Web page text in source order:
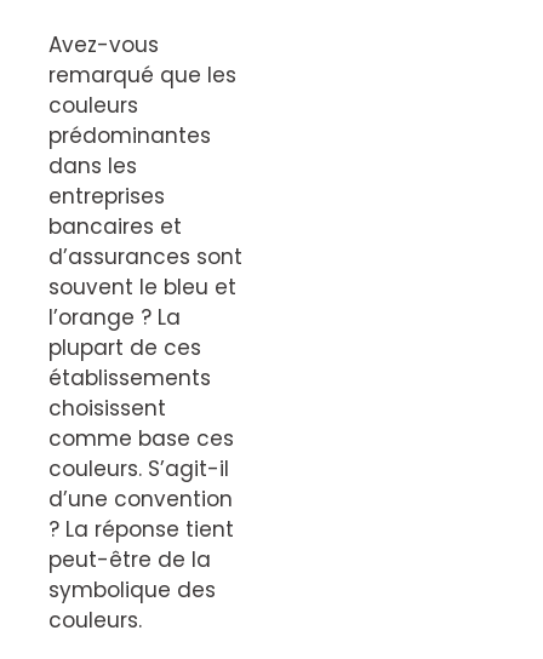
Avez-vous
remarqué que les
couleurs
prédominantes
dans les
entreprises
bancaires et
d’assurances sont
souvent le bleu et
l’orange ? La
plupart de ces
établissements
choisissent
comme base ces
couleurs. S’agit-il
d’une convention
? La réponse tient
peut-être de la
symbolique des
couleurs.